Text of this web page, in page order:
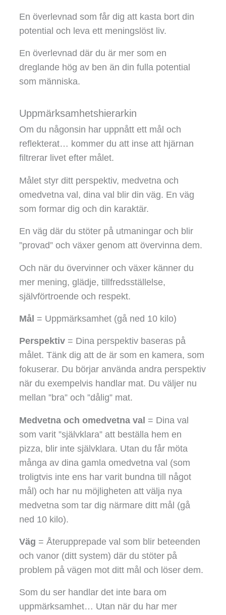
En överlevnad som får dig att kasta bort din
potential och leva ett meningslöst liv.
En överlevnad där du är mer som en
dreglande hög av ben än din fulla potential
som människa.
Uppmärksamhetshierarkin
Om du någonsin har uppnått ett mål och
reflekterat… kommer du att inse att hjärnan
filtrerar livet efter målet.
Målet styr ditt perspektiv, medvetna och
omedvetna val, dina val blir din väg. En väg
som formar dig och din karaktär.
En väg där du stöter på utmaningar och blir
”provad” och växer genom att övervinna dem.
Och när du övervinner och växer känner du
mer mening, glädje, tillfredsställelse,
självförtroende och respekt.
Mål = Uppmärksamhet (gå ned 10 kilo)
Perspektiv= Dina perspektiv baseras på
målet. Tänk dig att de är som en kamera, som
fokuserar. Du börjar använda andra perspektiv
när du exempelvis handlar mat. Du väljer nu
mellan ”bra” och ”dålig” mat.
Medvetna och omedvetna val = Dina val
som varit ”självklara” att beställa hem en
pizza, blir inte självklara. Utan du får möta
många av dina gamla omedvetna val (som
troligtvis inte ens har varit bundna till något
mål) och har nu möjligheten att välja nya
medvetna som tar dig närmare ditt mål (gå
ned 10 kilo).
Väg = Återupprepade val som blir beteenden
och vanor (ditt system) där du stöter på
problem på vägen mot ditt mål och löser dem.
Som du ser handlar det inte bara om
uppmärksamhet… Utan när du har mer